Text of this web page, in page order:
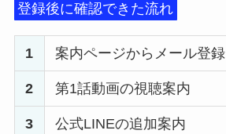
登録後に確認できた流れ
1 案内ページからメール登録
2 第1話動画の視聴案内
3 公式LINEの追加案内